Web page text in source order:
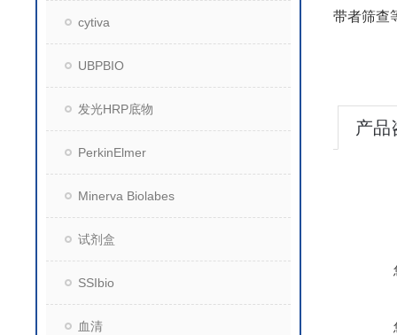
cytiva
UBPBIO
发光HRP底物
PerkinElmer
Minerva Biolabes
试剂盒
SSIbio
血清
带者筛查
产品